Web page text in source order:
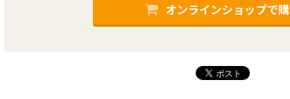
オンラインショップで